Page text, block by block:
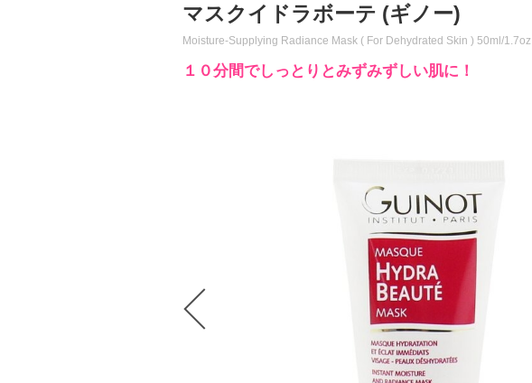
マスクイドラボーテ (ギノー)
Moisture-Supplying Radiance Mask ( For Dehydrated Skin ) 50ml/1.7oz
１０分間でしっとりとみずみずしい肌に！